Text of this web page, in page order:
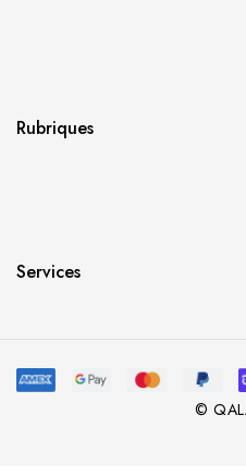
Rubriques
Services
©